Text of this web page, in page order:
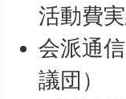
活動費
会派通
議団）